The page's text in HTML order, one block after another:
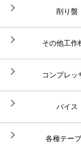
削り盤
その他工作
コンプレッ
バイス
各種テー